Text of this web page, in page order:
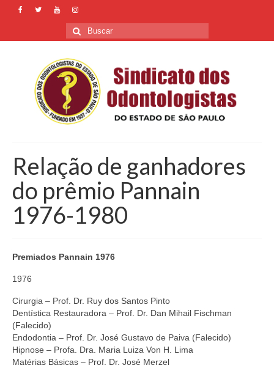
Buscar
por:
Relação de ganhadores
do prêmio Pannain
1976-1980
Premiados Pannain 1976
1976
Cirurgia – Prof. Dr. Ruy dos Santos Pinto
Dentística Restauradora – Prof. Dr. Dan Mihail Fischman
(Falecido)
Endodontia – Prof. Dr. José Gustavo de Paiva (Falecido)
Hipnose – Profa. Dra. Maria Luiza Von H. Lima
Matérias Básicas – Prof. Dr. José Merzel